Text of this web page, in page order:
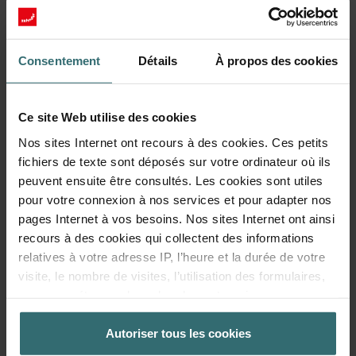
Consentement Détails À propos des cookies
Ce site Web utilise des cookies
Nos sites Internet ont recours à des cookies. Ces petits
fichiers de texte sont déposés sur votre ordinateur où ils
peuvent ensuite être consultés. Les cookies sont utiles
pour votre connexion à nos services et pour adapter nos
pages Internet à vos besoins. Nos sites Internet ont ainsi
recours à des cookies qui collectent des informations
relatives à votre adresse IP, l’heure et la durée de votre
visite, le nombre de visites, l’utilisation des formulaires,
réglages concernant les favoris sur nos sites Internet. La
durée de stockage des cookies est variable.
Autoriser tous les cookies
Fresh Scent Filter – ComfoWell Filterbox
520 | Zehnder Original
odeurs et poussières indésirables - 1x ePM10 (M5)
Numéro de catalogue: 990323608
En stock
La livraison est généralement livré dans les 2 à 5 jours ouvrables